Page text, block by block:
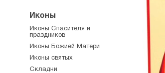
Иконы
Иконы Спасителя и
праздников
Иконы Божией Матери
Иконы святых
Складни